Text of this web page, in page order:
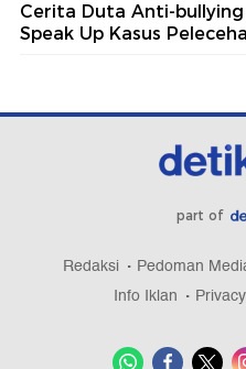
Cerita Duta Anti-bullying
Speak Up Kasus
part of
Redaksi Pedoman
Info Iklan